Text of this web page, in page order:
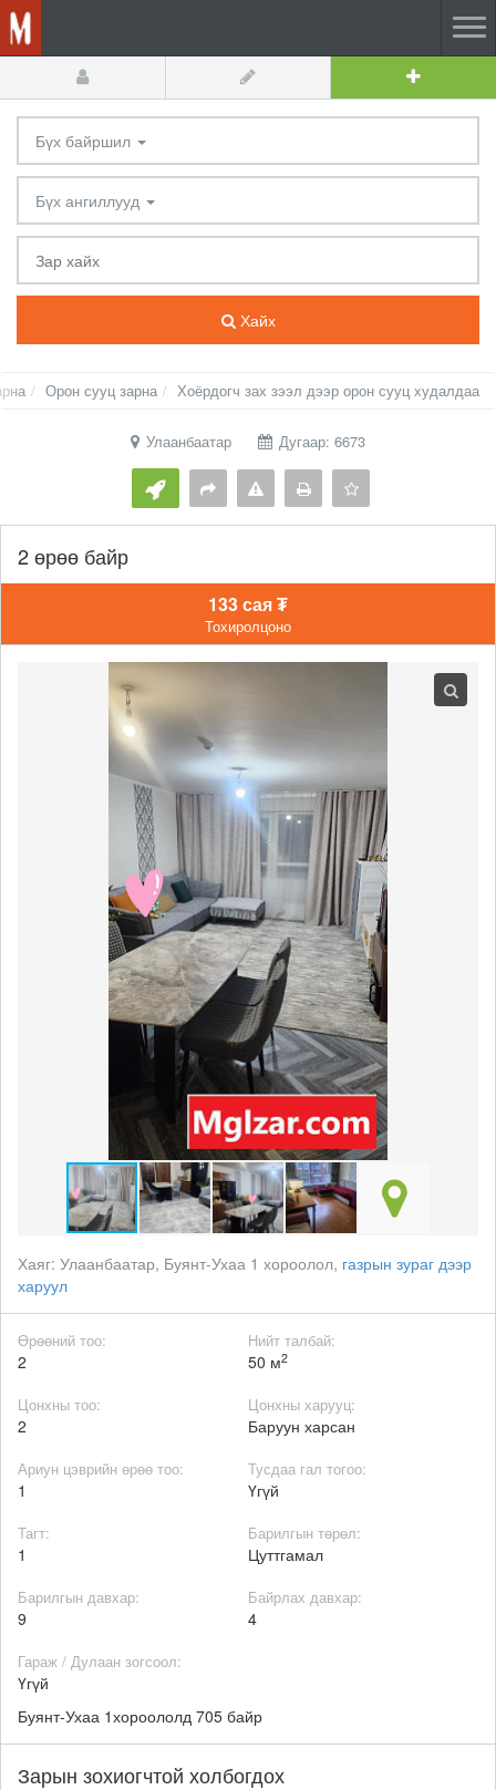
Бүх байршил
Бүх ангиллууд
Хайх
Орон сууц зарна Хоёрдогч зах зээл дээр орон сууц худалдаа
Улаанбаатар Дугаар: 6673
2 өрөө байр
133 сая ₮
Тохиролцоно
Хаяг: Улаанбаатар, Буянт-Ухаа 1 хороолол, газрын зураг дээр
харуул
Өрөөний тоо:
2
Нийт талбай:
50 м2
Цонхны тоо:
2
Цонхны харууц:
Баруун харсан
Ариун цэврийн өрөө тоо:
1
Тусдаа гал тогоо:
Үгүй
Тагт:
1
Барилгын төрөл:
Цуттгамал
Барилгын давхар:
9
Байрлах давхар:
4
Гараж / Дулаан зогсоол:
Үгүй
Буянт-Ухаа 1хороололд 705 байр
Зарын зохиогчтой холбогдох